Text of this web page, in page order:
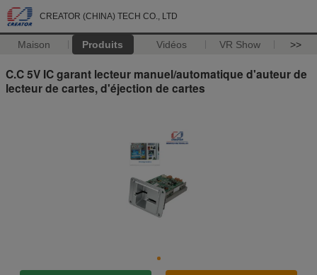
CREATOR (CHINA) TECH CO., LTD
Maison Produits Vidéos VR Show >>
C.C 5V IC garant lecteur manuel/automatique d'auteur de
lecteur de cartes, d'éjection de cartes